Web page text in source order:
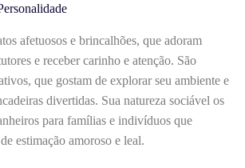
afetuosos e brincalhões, que adoram
e receber carinho e atenção. São
que gostam de explorar seu ambiente e
divertidas. Sua natureza sociável os
para famílias e indivíduos que
estimação amoroso e leal.